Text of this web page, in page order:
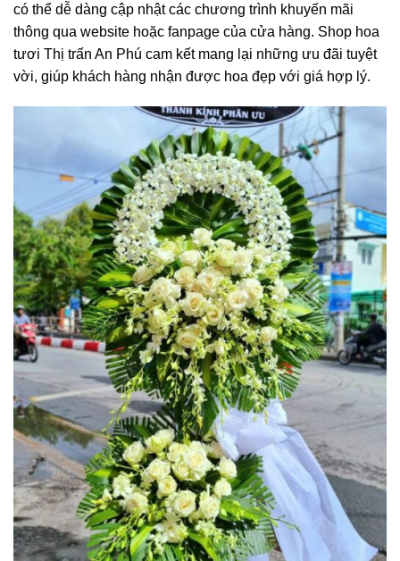
có thể dễ dàng cập nhật các chương trình khuyến mãi
thông qua website hoặc fanpage của cửa hàng. Shop hoa
tươi Thị trấn An Phú cam kết mang lại những ưu đãi tuyệt
vời, giúp khách hàng nhận được hoa đẹp với giá hợp lý.